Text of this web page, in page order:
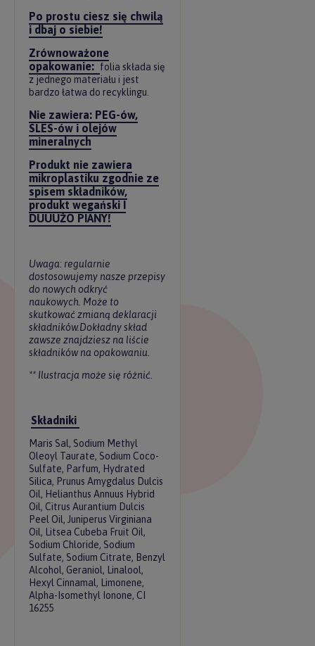
Po prostu ciesz się chwilą
i dbaj o siebie!
Zrównoważone
opakowanie: folia składa się
z jednego materiału i jest
bardzo łatwa do recyklingu.
Nie zawiera: PEG-ów,
SLES-ów i olejów
mineralnych
Produkt nie zawiera
mikroplastiku zgodnie ze
spisem składników,
produkt wegański I
DUUUŻO PIANY!
Uwaga: regularnie
dostosowujemy nasze przepisy
do nowych odkryć
naukowych. Może to
skutkować zmianą deklaracji
składników.Dokładny skład
zawsze znajdziesz na liście
składników na opakowaniu.
** Ilustracja może się różnić.
Składniki
Maris Sal, Sodium Methyl
Oleoyl Taurate, Sodium Coco-
Sulfate, Parfum, Hydrated
Silica, Prunus Amygdalus Dulcis
Oil, Helianthus Annuus Hybrid
Oil, Citrus Aurantium Dulcis
Peel Oil, Juniperus Virginiana
Oil, Litsea Cubeba Fruit Oil,
Sodium Chloride, Sodium
Sulfate, Sodium Citrate, Benzyl
Alcohol, Geraniol, Linalool,
Hexyl Cinnamal, Limonene,
Alpha-Isomethyl Ionone, CI
16255